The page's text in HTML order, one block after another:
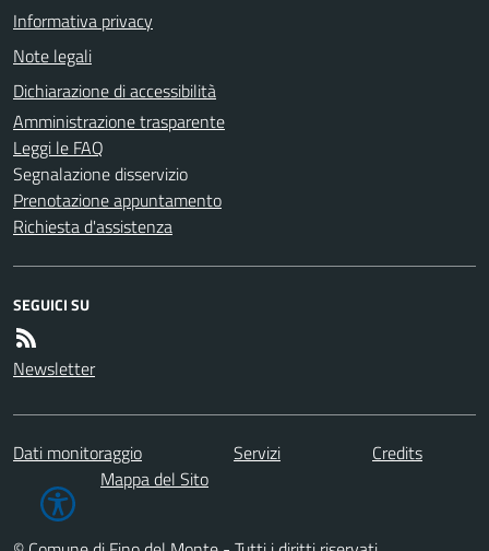
Informativa privacy
Note legali
Dichiarazione di accessibilità
Amministrazione trasparente
Leggi le FAQ
Segnalazione disservizio
Prenotazione appuntamento
Richiesta d'assistenza
SEGUICI SU
Newsletter
Dati monitoraggio Servizi
Credits
Mappa del Sito